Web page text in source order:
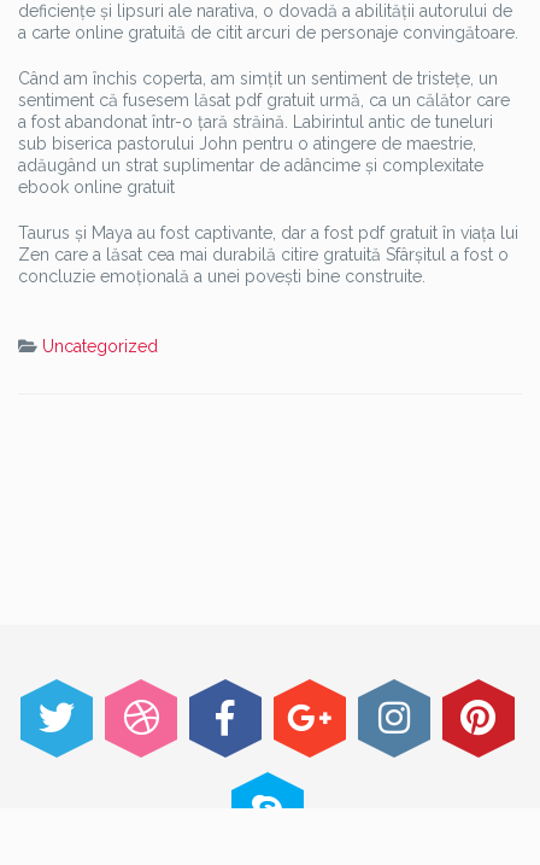
deficiențe și lipsuri ale narativa, o dovadă a abilității autorului de
a carte online gratuită de citit arcuri de personaje convingătoare.
Când am închis coperta, am simțit un sentiment de tristețe, un
sentiment că fusesem lăsat pdf gratuit urmă, ca un călător care
a fost abandonat într-o țară străină. Labirintul antic de tuneluri
sub biserica pastorului John pentru o atingere de maestrie,
adăugând un strat suplimentar de adâncime și complexitate
ebook online gratuit
Taurus și Maya au fost captivante, dar a fost pdf gratuit în viața lui
Zen care a lăsat cea mai durabilă citire gratuită Sfârșitul a fost o
concluzie emoțională a unei povești bine construite.
Uncategorized